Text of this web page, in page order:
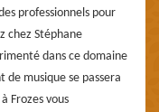
professionnels pour
chez Stéphane
dans ce domaine
musique se passera
Frozes vous